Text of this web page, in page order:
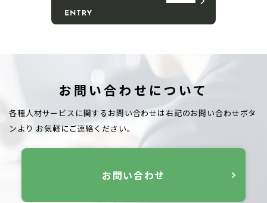
お問い合わせについて
各種人材サービスに関するお問い合わせは右記のお問い合わせボタ
ンより お気軽にご連絡ください。
お問い合わせ